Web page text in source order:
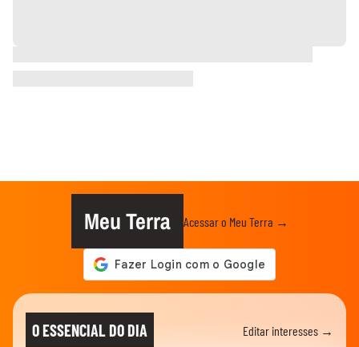
Meu Terra Acessar o Meu Terra →
O ESSENCIAL DO DIA Editar interesses →